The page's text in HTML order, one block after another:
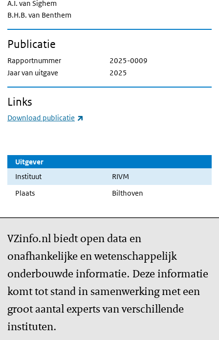
Uitgever
Instituut
RIVM
Plaats
Bilthoven
A.I. van Sighem
B.H.B. van Benthem
Publicatie
Rapportnummer
2025-0009
Jaar van uitgave
2025
Links
Download publicatie
VZinfo.nl biedt open data en
onafhankelijke en wetenschappelijk
onderbouwde informatie. Deze informatie
komt tot stand in samenwerking met een
groot aantal experts van verschillende
instituten.